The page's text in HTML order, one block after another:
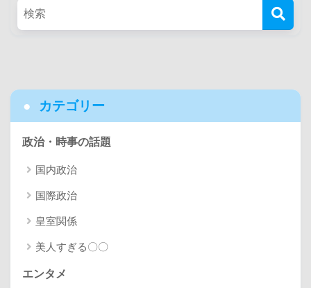
カテゴリー
政治・時事の話題
国内政治
国際政治
皇室関係
美人すぎる〇〇
エンタメ